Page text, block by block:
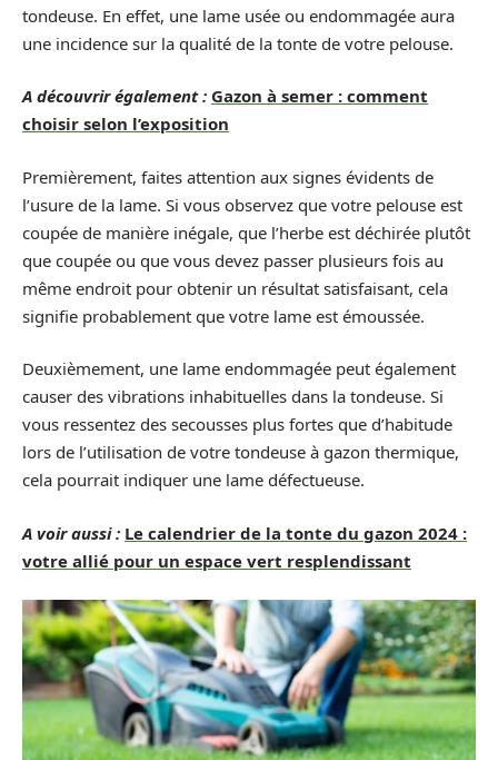
tondeuse. En effet, une lame usée ou endommagée aura
une incidence sur la qualité de la tonte de votre pelouse.
A découvrir également : Gazon à semer : comment
choisir selon l’exposition
Premièrement, faites attention aux signes évidents de
l’usure de la lame. Si vous observez que votre pelouse est
coupée de manière inégale, que l’herbe est déchirée plutôt
que coupée ou que vous devez passer plusieurs fois au
même endroit pour obtenir un résultat satisfaisant, cela
signifie probablement que votre lame est émoussée.
Deuxièmement, une lame endommagée peut également
causer des vibrations inhabituelles dans la tondeuse. Si
vous ressentez des secousses plus fortes que d’habitude
lors de l’utilisation de votre tondeuse à gazon thermique,
cela pourrait indiquer une lame défectueuse.
A voir aussi : Le calendrier de la tonte du gazon 2024 :
votre allié pour un espace vert resplendissant